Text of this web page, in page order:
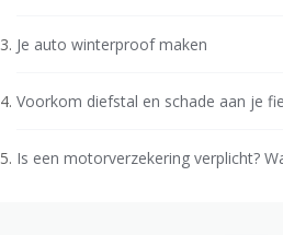
Je auto winterproof maken
Voorkom diefstal en schade aan je
Is een motorverzekering verplicht?